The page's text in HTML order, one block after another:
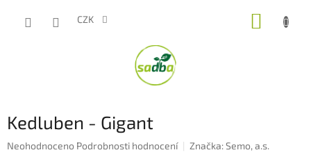
CZK
Kedluben - Gigant
Průměrné
Neohodnoceno Podrobnosti hodnocení Značka:Semo, a.s.